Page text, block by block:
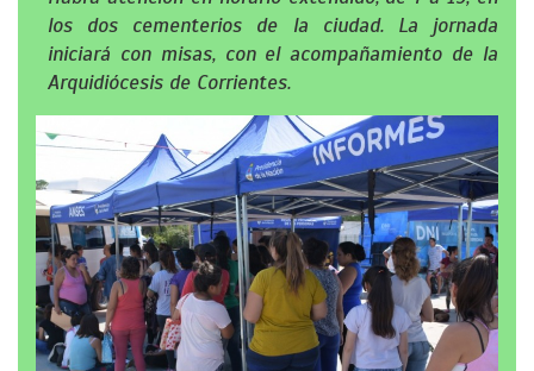
los dos cementerios de la ciudad. La jornada
iniciará con misas, con el acompañamiento de la
Arquidiócesis de Corrientes.